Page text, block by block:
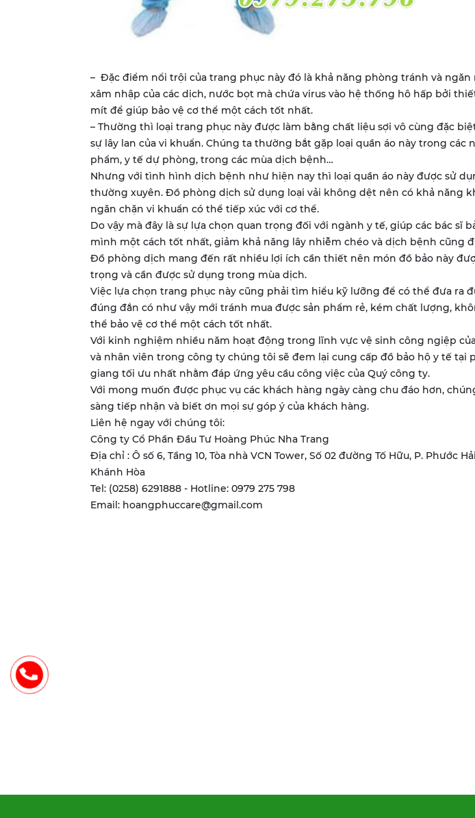
– Đặc điểm nổi trội của trang phục này đó là khả năng phòng tránh và ngăn
xâm nhập của các dịch, nước bọt mà chứa virus vào hệ thống hô hấp bởi
mít để giúp bảo vệ cơ thể một cách tốt nhất.
– Thường thì loại trang phục này được làm bằng chất liệu sợi vô cùng đặc
sự lây lan của vi khuẩn. Chúng ta thường bắt gặp loại quần áo này trong các
phẩm, y tế dự phòng, trong các mùa dịch bệnh…
Nhưng với tình hình dịch bệnh như hiện nay thì loại quần áo này được sử
thường xuyên. Đồ phòng dịch sử dụng loại vải không dệt nên có khả năng
ngăn chặn vi khuẩn có thể tiếp xúc với cơ thể.
Do vậy mà đây là sự lựa chọn quan trọng đối với ngành y tế, giúp các bác sĩ
mình một cách tốt nhất, giảm khả năng lây nhiễm chéo và dịch bệnh cũng
​Đồ phòng dịch mang đến rất nhiều lợi ích cần thiết nên món đồ bảo này
trọng và cần được sử dụng trong mùa dịch.
Việc lựa chọn trang phục này cũng phải tìm hiểu kỹ lưỡng để có thể đưa ra
đúng đắn có như vậy mới tránh mua được sản phẩm rẻ, kém chất lượng,
thể bảo vệ cơ thể một cách tốt nhất.
Với kinh nghiệm nhiều năm hoạt động trong lĩnh vực vệ sinh công ngiệp
và nhân viên trong công ty chúng tôi sẽ đem lại cung cấp đồ bảo hộ y tế tại
giang tối ưu nhất nhằm đáp ứng yêu cầu công việc của Quý công ty.
Với mong muốn được phục vụ các khách hàng ngày càng chu đáo hơn,
sàng tiếp nhận và biết ơn mọi sự góp ý của khách hàng.
Liên hệ ngay với chúng tôi:
Công ty Cổ Phần Đầu Tư Hoàng Phúc Nha Trang
Địa chỉ : Ô số 6, Tầng 10, Tòa nhà VCN Tower, Số 02 đường Tố Hữu, P. Phước
Khánh Hòa
Tel: (0258) 6291888 - Hotline: 0979 275 798
Email: hoangphuccare@gmail.com